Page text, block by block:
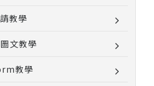
教學
文教學
教學